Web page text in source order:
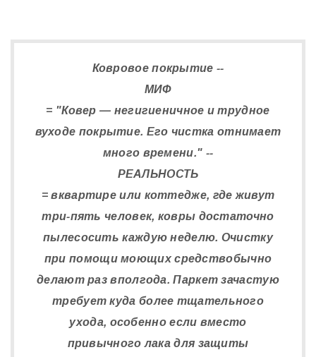
Ковровое покрытие --
МИФ
= "Ковер — негигиеничное и трудное
вуходе покрытие. Его чистка отнимает
много времени." --
РЕАЛЬНОСТЬ
= вквартире или коттедже, где живут
три-пять человек, ковры достаточно
пылесосить каждую неделю. Очистку
при помощи моющих средствобычно
делают раз вполгода. Паркет зачастую
требует куда более тщательного
ухода, особенно если вместо
привычного лака для защиты